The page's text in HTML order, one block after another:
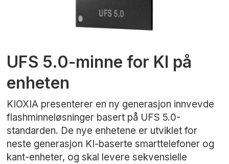
UFS 5.0-minne for KI på
enheten
KIOXIA presenterer en ny generasjon innvevde
flashminneløsninger basert på UFS 5.0-
standarden. De nye enhetene er utviklet for
neste generasjon KI-baserte smarttelefoner og
kant-enheter, og skal levere sekvensielle